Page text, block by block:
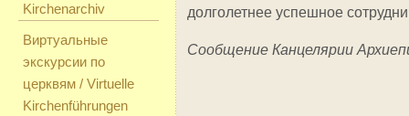
Kirchenarchiv
Виртуальные
экскурсии по
церквям / Virtuelle
Kirchenführungen
долголетнее успешное
Сообщение Канцелярии